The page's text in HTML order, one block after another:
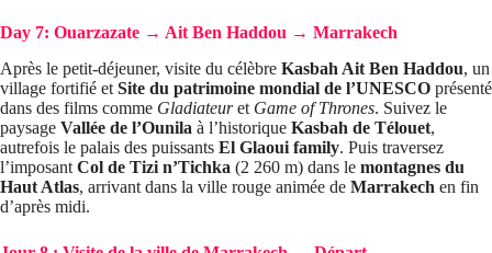
Day 7: Ouarzazate → Ait Ben Haddou → Marrakech
Après le petit-déjeuner, visite du célèbre Kasbah Ait Ben Haddou, un
village fortifié et Site du patrimoine mondial de l’UNESCO présenté
dans des films comme Gladiateuret Game of Thrones. Suivez le
paysage Vallée de l’Ounila à l’historique Kasbah de Télouet,
autrefois le palais des puissants El Glaoui family. Puis traversez
l’imposant Col de Tizi n’Tichka (2 260 m) dans le montagnes du
Haut Atlas, arrivant dans la ville rouge animée de Marrakech en fin
d’après midi.